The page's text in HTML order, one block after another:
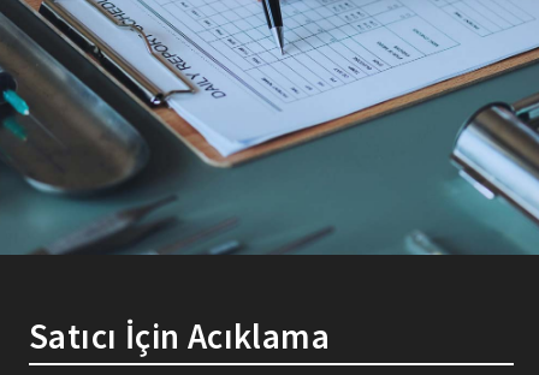
Satıcı İçin Acıklama